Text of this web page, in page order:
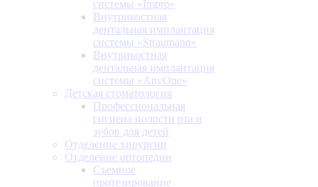
системы «Impro»
Внутрикостная
дентальная имплантация
системы «Straumann»
Внутрикостная
дентальная имплантация
системы «AnyOne»
Детская стоматология
Профессиональная
гигиена полости рта и
зубов для детей
Отделение хирургии
Отделение ортопедии
Съемное
протезирование